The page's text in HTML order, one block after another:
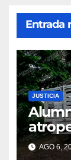
Entrada
JUSTICIA
AGO 6,